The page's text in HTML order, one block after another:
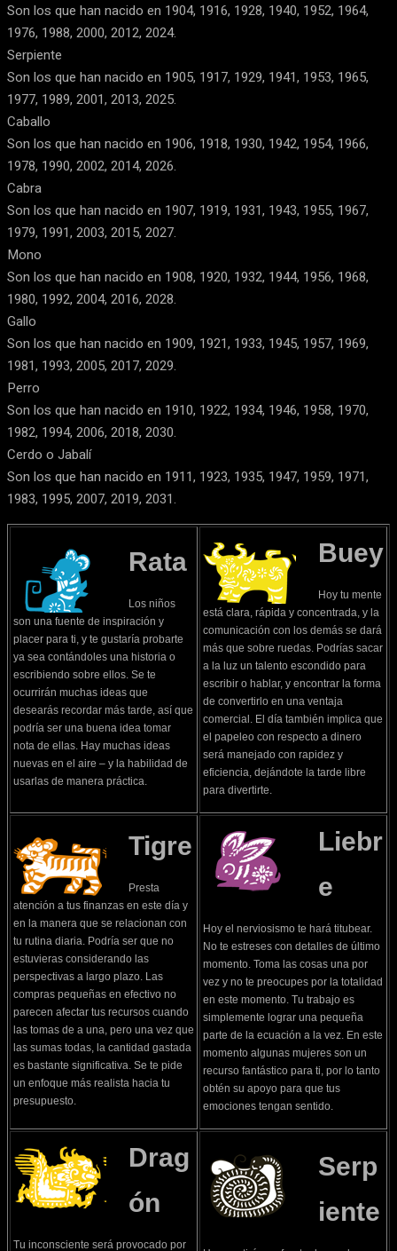
Son los que han nacido en 1904, 1916, 1928, 1940, 1952, 1964,
1976, 1988, 2000, 2012, 2024.
Serpiente
Son los que han nacido en 1905, 1917, 1929, 1941, 1953, 1965,
1977, 1989, 2001, 2013, 2025.
Caballo
Son los que han nacido en 1906, 1918, 1930, 1942, 1954, 1966,
1978, 1990, 2002, 2014, 2026.
Cabra
Son los que han nacido en 1907, 1919, 1931, 1943, 1955, 1967,
1979, 1991, 2003, 2015, 2027.
Mono
Son los que han nacido en 1908, 1920, 1932, 1944, 1956, 1968,
1980, 1992, 2004, 2016, 2028.
Gallo
Son los que han nacido en 1909, 1921, 1933, 1945, 1957, 1969,
1981, 1993, 2005, 2017, 2029.
Perro
Son los que han nacido en 1910, 1922, 1934, 1946, 1958, 1970,
1982, 1994, 2006, 2018, 2030.
Cerdo o Jabalí
Son los que han nacido en 1911, 1923, 1935, 1947, 1959, 1971,
1983, 1995, 2007, 2019, 2031.
Rata
Los niños
son una fuente de inspiración y
placer para ti, y te gustaría probarte
ya sea contándoles una historia o
escribiendo sobre ellos. Se te
ocurrirán muchas ideas que
desearás recordar más tarde, así que
podría ser una buena idea tomar
nota de ellas. Hay muchas ideas
nuevas en el aire – y la habilidad de
usarlas de manera práctica.
Buey
Hoy tu mente
está clara, rápida y concentrada, y la
comunicación con los demás se dará
más que sobre ruedas. Podrías sacar
a la luz un talento escondido para
escribir o hablar, y encontrar la forma
de convertirlo en una ventaja
comercial. El día también implica que
el papeleo con respecto a dinero
será manejado con rapidez y
eficiencia, dejándote la tarde libre
para divertirte.
Tigre
Presta
atención a tus finanzas en este día y
en la manera que se relacionan con
tu rutina diaria. Podría ser que no
estuvieras considerando las
perspectivas a largo plazo. Las
compras pequeñas en efectivo no
parecen afectar tus recursos cuando
las tomas de a una, pero una vez que
las sumas todas, la cantidad gastada
es bastante significativa. Se te pide
un enfoque más realista hacia tu
presupuesto.
Liebr
e
Hoy el nerviosismo te hará titubear.
No te estreses con detalles de último
momento. Toma las cosas una por
vez y no te preocupes por la totalidad
en este momento. Tu trabajo es
simplemente lograr una pequeña
parte de la ecuación a la vez. En este
momento algunas mujeres son un
recurso fantástico para ti, por lo tanto
obtén su apoyo para que tus
emociones tengan sentido.
Drag
ón
Tu inconsciente será provocado por
Serp
iente